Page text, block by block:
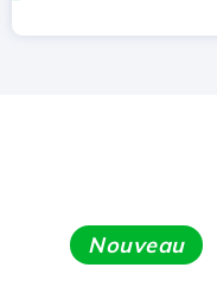
Nouveau